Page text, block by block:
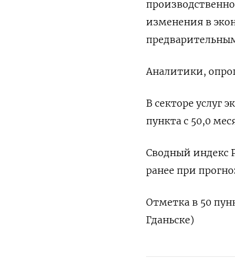
изменения в
Аналитики,
В секторе услуг
пункта с 50,0
Сводный индекс
ранее при
Отметка в 50
Гданьске)